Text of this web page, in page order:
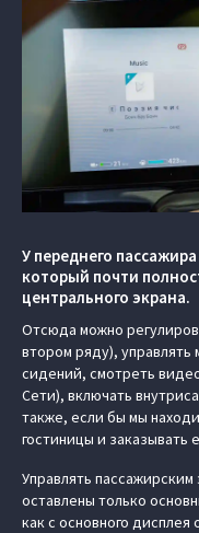
У переднего
который почти
центрального экрана.
Отсюда можно
втором ряду), управлять
сидений, смотреть
Сети), включать
также, если бы мы
гостиницы и заказывать
Управлять
оставлены только
как с основного